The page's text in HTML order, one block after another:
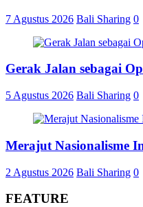
7 Agustus 2026 Bali Sharing 0
Gerak Jalan sebagai
5 Agustus 2026 Bali Sharing 0
Merajut Nasionalisme
2 Agustus 2026 Bali Sharing 0
FEATURE